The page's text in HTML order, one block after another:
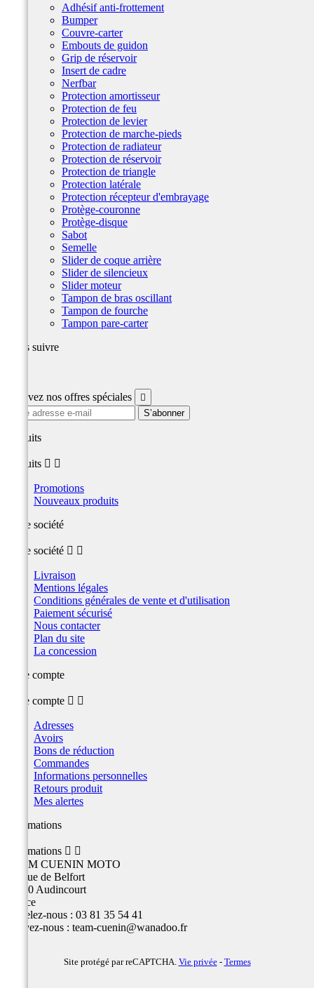
Adhésif anti-frottement
Bumper
Couvre-carter
Embouts de guidon
Grip de réservoir
Insert de cadre
Nerfbar
Protection amortisseur
Protection de feu
Protection de levier
Protection de marche-pieds
Protection de radiateur
Protection de réservoir
Protection de triangle
Protection latérale
Protection récepteur d'embrayage
Protège-couronne
Protège-disque
Sabot
Semelle
Slider de coque arrière
Slider de silencieux
Slider moteur
Tampon de bras oscillant
Tampon de fourche
Tampon pare-carter
Nous suivre
Recevez nos offres spéciales 
produits
produits  
Promotions
Nouveaux produits
Notre société
Notre société  
Livraison
Mentions légales
Conditions générales de vente et d'utilisation
Paiement sécurisé
Nous contacter
Plan du site
La concession
Votre compte
Votre compte  
Adresses
Avoirs
Bons de réduction
Commandes
Informations personnelles
Retours produit
Mes alertes
Informations
Informations  
TEAM CUENIN MOTO
26 Rue de Belfort
25400 Audincourt
France
Appelez-nous : 03 81 35 54 41
Écrivez-nous : team-cuenin@wanadoo.fr
Site protégé par reCAPTCHA. Vie privée- Termes